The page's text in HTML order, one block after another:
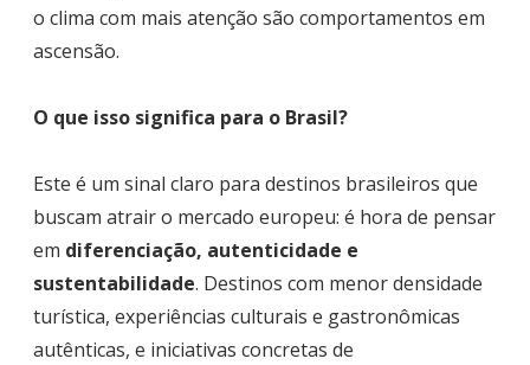
o clima com mais atenção são comportamentos em
ascensão.
O que isso significa para o Brasil?
Este é um sinal claro para destinos brasileiros que
buscam atrair o mercado europeu: é hora de pensar
em diferenciação, autenticidade e
sustentabilidade. Destinos com menor densidade
turística, experiências culturais e gastronômicas
autênticas, e iniciativas concretas de